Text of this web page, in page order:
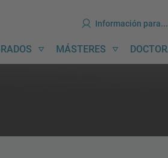
Ir
al
Ir
al
Información para...
MÁSTERES